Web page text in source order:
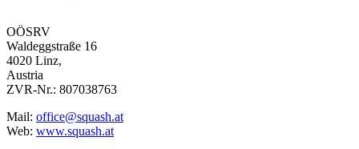
OÖSRV
Waldeggstraße 16
4020 Linz,
Austria
ZVR-Nr.: 807038763
Mail: office@squash.at
Web: www.squash.at